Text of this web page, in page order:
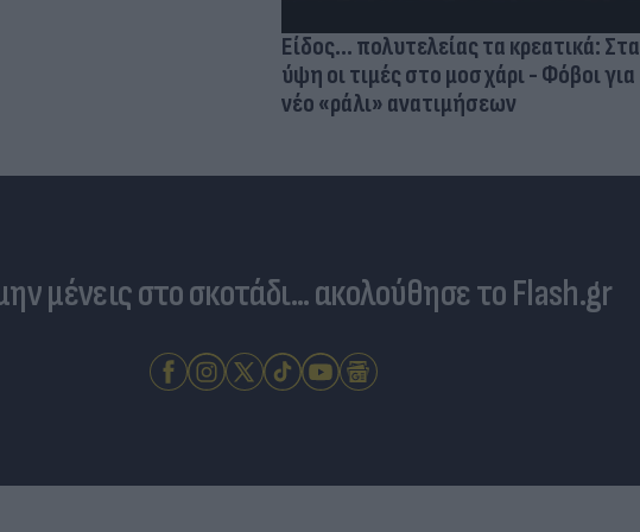
Είδος... πολυτελείας τα κρεατικά: Στα
ύψη οι τιμές στο μοσχάρι - Φόβοι για
νέο «ράλι» ανατιμήσεων
μένεις στο σκοτάδι... ακολούθησε το Flash.gr